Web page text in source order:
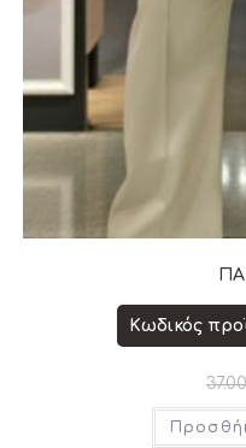
Κωδικός
37.00